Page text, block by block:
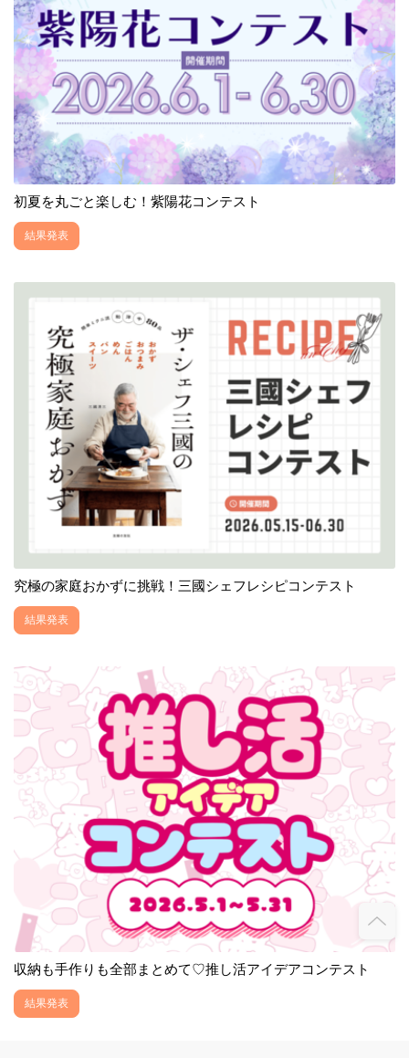
初夏を丸ごと楽しむ！紫陽花コンテスト
結果発表
究極の家庭おかずに挑戦！三國シェフレシピコンテスト
結果発表
収納も手作りも全部まとめて♡推し活アイデアコンテスト
結果発表